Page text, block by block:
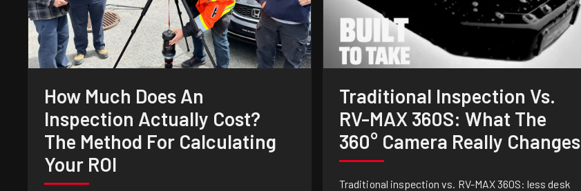
How Much Does An
Inspection Actually Cost?
The Method For Calculating
Your ROI
Traditional Inspection Vs.
RV-MAX 360S: What The
360° Camera Really Changes
Traditional inspection vs. RV-MAX 360S: less desk